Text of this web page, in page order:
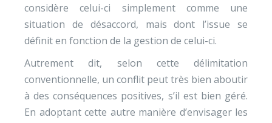
considère celui-ci simplement comme une
situation de désaccord, mais dont l’issue se
définit en fonction de la gestion de celui-ci.
Autrement dit, selon cette délimitation
conventionnelle, un conflit peut très bien aboutir
à des conséquences positives, s’il est bien géré.
En adoptant cette autre manière d’envisager les